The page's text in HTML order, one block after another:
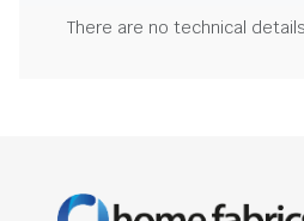
There are no technical